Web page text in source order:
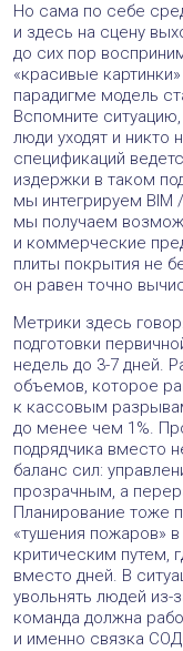
Но сама по себе
и здесь на сцену
до сих пор
«красивые
парадигме модель
Вспомните
люди уходят и никто
спецификаций
издержки в таком
мы интегрируем
мы получаем
и коммерческие
плиты покрытия не
он равен точно
Метрики здесь
подготовки
недель до 3-7 дней.
объемов, которое
к кассовым
до менее чем 1%.
подрядчика вместо
баланс сил:
прозрачным, а
Планирование тоже
«тушения пожаров»
критическим путем,
вместо дней. В
увольнять людей из-
команда должна
и именно связка